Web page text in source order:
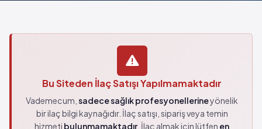
Bu Siteden İlaç Satışı Yapılmamaktadır
Vademecum, sadece sağlık profesyonellerineyönelik
bir ilaç bilgi kaynağıdır. İlaç satışı, sipariş veya temin
hizmeti bulunmamaktadır. İlaç almak için lütfen en